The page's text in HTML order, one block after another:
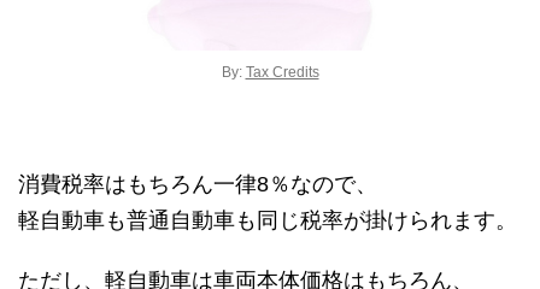
By: Tax Credits
消費税率はもちろん一律8％なので、
軽自動車も普通自動車も同じ税率が掛けられます。
ただし、軽自動車は車両本体価格はもちろん、